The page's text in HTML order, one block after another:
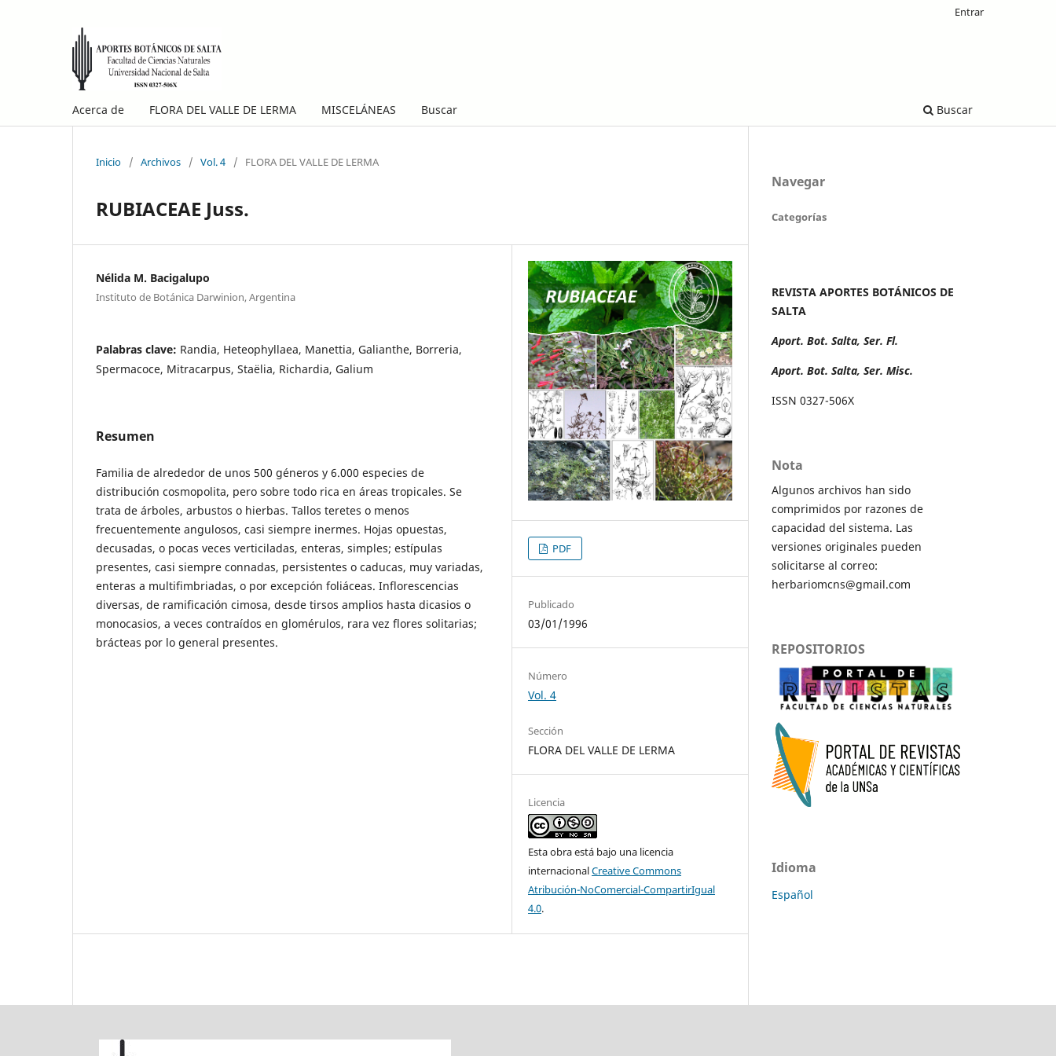
Acerca de FLORA DEL VALLE DE LERMA MISCELÁNEAS Buscar Buscar
Entrar
Inicio / Archivos / Vol. 4 / FLORA DEL VALLE DE LERMA
RUBIACEAE Juss.
Nélida M. Bacigalupo
Instituto de Botánica Darwinion, Argentina
Palabras clave: Randia, Heteophyllaea, Manettia, Galianthe, Borreria,
Spermacoce, Mitracarpus, Staëlia, Richardia, Galium
Resumen
Familia de alrededor de unos 500 géneros y 6.000 especies de
distribución cosmopolita, pero sobre todo rica en áreas tropicales. Se
trata de árboles, arbustos o hierbas. Tallos teretes o menos
frecuentemente angulosos, casi siempre inermes. Hojas opuestas,
decusadas, o pocas veces verticiladas, enteras, simples; estípulas
presentes, casi siempre connadas, persistentes o caducas, muy variadas,
enteras a multifimbriadas, o por excepción foliáceas. Inflorescencias
diversas, de ramificación cimosa, desde tirsos amplios hasta dicasios o
monocasios, a veces contraídos en glomérulos, rara vez flores solitarias;
brácteas por lo general presentes.
PDF
Publicado
03/01/1996
Número
Vol. 4
Sección
FLORA DEL VALLE DE LERMA
Licencia
Esta obra está bajo una licencia
internacionalCreative Commons
Atribución-NoComercial-CompartirIgual
4.0.
Navegar
Categorías
REVISTA APORTES BOTÁNICOS DE
SALTA
Aport. Bot. Salta, Ser. Fl.
Aport. Bot. Salta, Ser. Misc.
ISSN 0327-506X
Nota
Algunos archivos han sido
comprimidos por razones de
capacidad del sistema. Las
versiones originales pueden
solicitarse al correo:
herbariomcns@gmail.com
REPOSITORIOS
Idioma
Español